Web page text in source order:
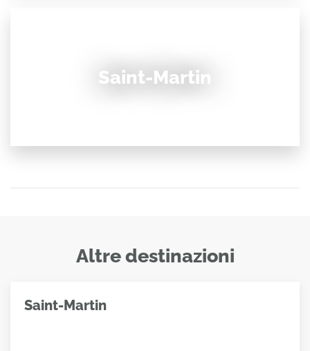
Saint-Martin
Altre destinazioni
Saint-Martin